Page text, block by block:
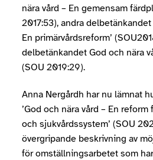
nära vård – En gemensam
2017:53), andra delbetänkandet
En primärvårdsreform’
delbetänkandet God och nära
(SOU 2019:29).
Anna Nergårdh har nu lämnat
’God och nära vård – En
och sjukvårdssystem’ (SOU
övergripande beskrivning av
för omställningsarbetet som